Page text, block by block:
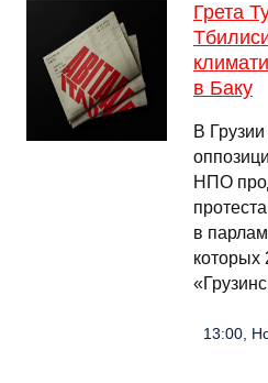
Грета
в Баку
В
НПО
в
которых
13:00,